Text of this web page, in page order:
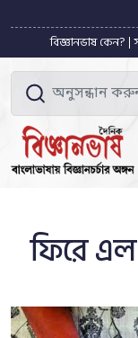
বিজ্ঞানভাষ কেন?
ফিরে